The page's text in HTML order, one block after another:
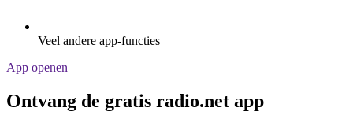
Veel andere app-functies
App openen
Ontvang de gratis radio.net app